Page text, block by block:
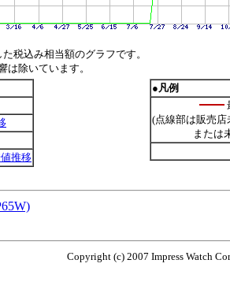
税込み相当額のグラフです。
除いています。
推移
●凡例
(点線部は販売店
または
Copyright (c) 2007 Impress Watch